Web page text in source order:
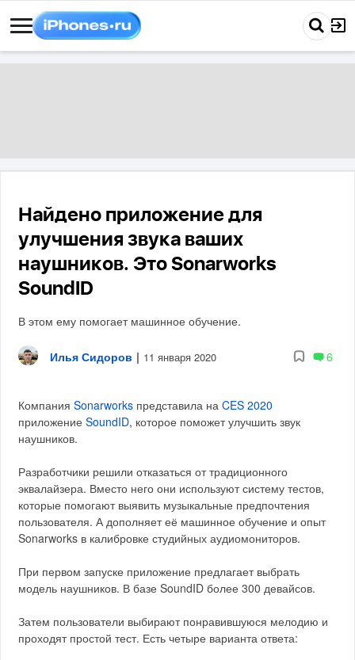
Найдено приложение для
улучшения звука ваших
наушников. Это Sonarworks
SoundID
В этом ему помогает машинное обучение.
Илья Сидоров | 11 января 2020 6
КомпанияSonarworks представила наCES 2020
приложениеSoundID, которое поможет улучшить звук
наушников.
Разработчики решили отказаться от традиционного
эквалайзера. Вместо него они используют систему тестов,
которые помогают выявить музыкальные предпочтения
пользователя. А дополняет её машинное обучение и опыт
Sonarworks в калибровке студийных аудиомониторов.
При первом запуске приложение предлагает выбрать
модель наушников. В базе SoundID более 300 девайсов.
Затем пользователи выбирают понравившуюся мелодию и
проходят простой тест. Есть четыре варианта ответа: